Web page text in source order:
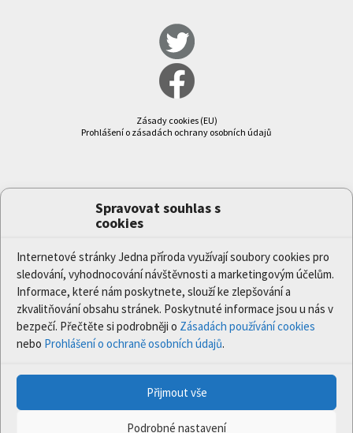
Spravovat souhlas s
cookies
Internetové stránky Jedna příroda využívají soubory cookies pro
sledování, vyhodnocování návštěvnosti a marketingovým účelům.
Informace, které nám poskytnete, slouží ke zlepšování a
zkvalitňování obsahu stránek. Poskytnuté informace jsou u nás v
bezpečí. Přečtěte si podrobněji o Zásadách používání cookies
nebo Prohlášení o ochraně osobních údajů.
Přijmout vše
Podrobné nastavení
Zásady cookies (EU)
Prohlášení o zásadách ochrany osobních údajů